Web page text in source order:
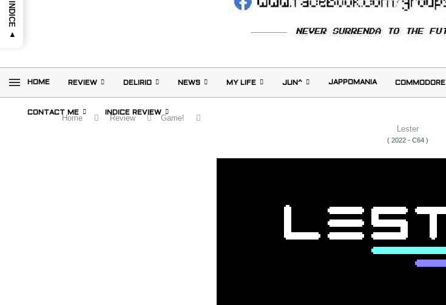
HOME REVIEW DELIRIO NEWS MY LIFE JUN^ JAPPOMANIA COMMODORE
CONTACT ME INDICE REVIEW
Home Review
Game!
Lester
( 2022 - C64 )
INDICE ▲